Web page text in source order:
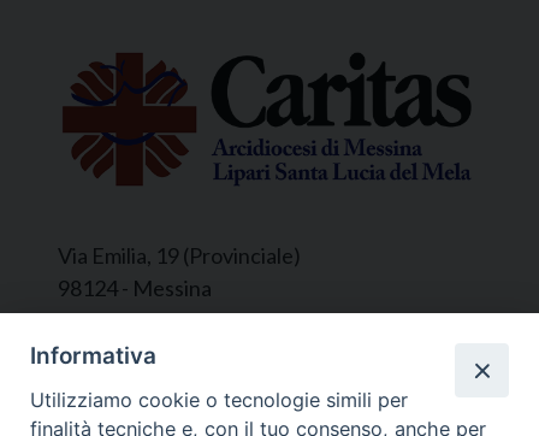
Via Emilia, 19 (Provinciale)
98124 - Messina
Segreteria e Amministrazione:
L’Ufficio è aperto tutti i giorni da lunedì a
venerdì, dalle ore 9.30 alle ore 12.30.
Informativa
Utilizziamo cookie o tecnologie simili per
finalità tecniche e, con il tuo consenso, anche per